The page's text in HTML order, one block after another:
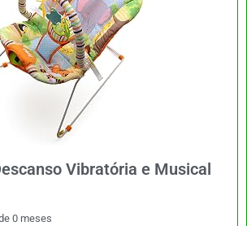
Vibratória e Musical
0 meses